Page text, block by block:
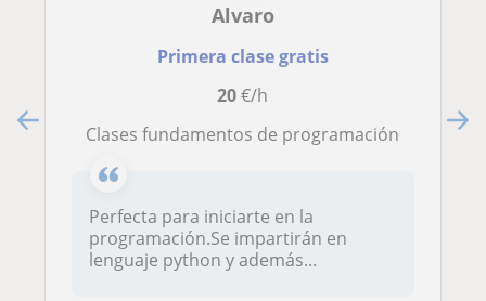
Alvaro
Primera clase gratis
20€/h
Clases fundamentos de programación
Perfecta para iniciarte en la
programación.Se impartirán en
lenguaje python y además...